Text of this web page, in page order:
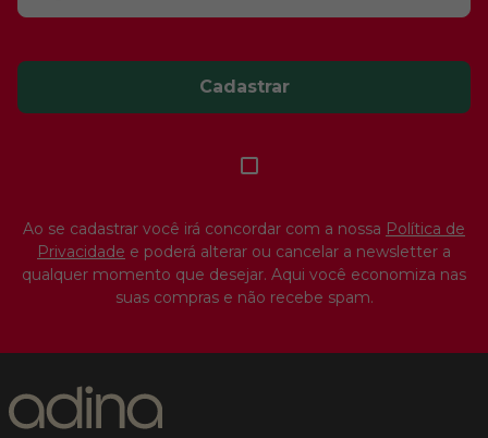
Cadastrar
Ao se cadastrar você irá concordar com a nossa Política de
Privacidade e poderá alterar ou cancelar a newsletter a
qualquer momento que desejar. Aqui você economiza nas
suas compras e não recebe spam.